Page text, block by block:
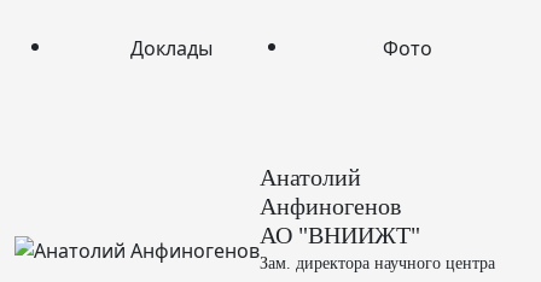
Доклады Фото
Анатолий
Анфиногенов
АО "ВНИИЖТ"
Зам. директора научного центра